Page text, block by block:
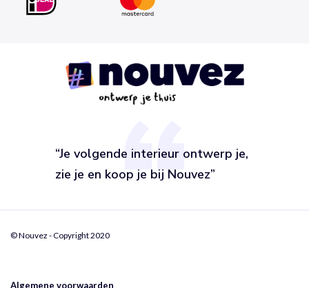
“Je volgende interieur ontwerp je,
zie je en koop je bij Nouvez”
© Nouvez - Copyright 2020
Algemene voorwaarden